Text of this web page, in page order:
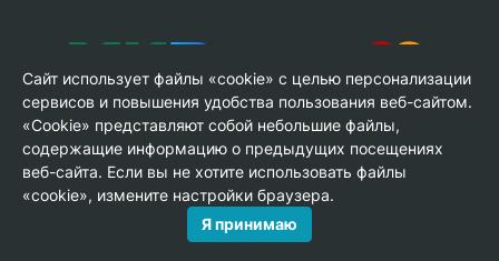
© Copyright 2013-2026 KERAMA MARAZZI, ООО «Гамма
Керамика»
Сайт использует файлы «cookie» с целью персонализации
сервисов и повышения удобства пользования веб-сайтом.
«Cookie» представляют собой небольшие файлы,
содержащие информацию о предыдущих посещениях
веб-сайта. Если вы не хотите использовать файлы
«cookie», измените настройки браузера.
Я принимаю